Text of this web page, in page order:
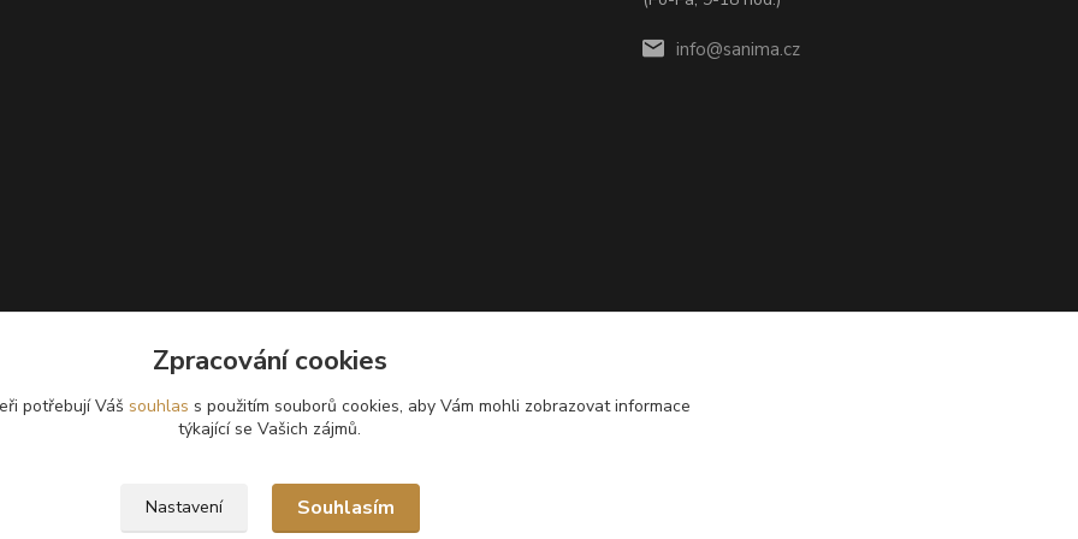
info@sanima.cz
Zpracování cookies
potřebují Váš souhlas s použitím souborů cookies, aby Vám mohli zobrazovat informace
týkající se Vašich zájmů.
Nastavení Souhlasím